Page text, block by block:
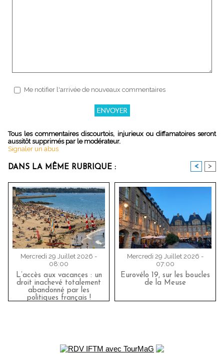
Me notifier l'arrivée de nouveaux commentaires
Tous les commentaires discourtois, injurieux ou diffamatoires seront
aussitôt supprimés par le modérateur.
Signaler un abus
DANS LA MÊME RUBRIQUE : < >
Mercredi 29 Juillet 2026 -
08:00
L’accès aux vacances : un
droit inachevé totalement
abandonné par les
politiques français !
Mercredi 29 Juillet 2026 -
07:00
Eurovélo 19, sur les boucles
de la Meuse